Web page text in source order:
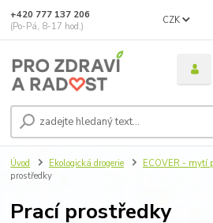
CZK
+420 777 137 206
(Po-Pá, 8-17 hod.)
Úvod Ekologická drogerie ECOVER - mytí
prostředky
Prací prostředky